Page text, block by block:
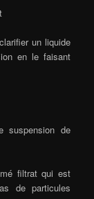
un liquide
en le faisant
suspension de
filtrat qui est
de particules